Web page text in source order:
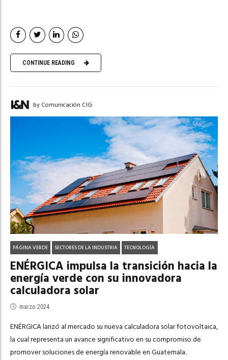
CONTINUE READING
by Comunicación CIG
PÁGINA VERDE SECTORES DE LA INDUSTRIA TECNOLOGÍA
ENÉRGICA impulsa la transición hacia la
energía verde con su innovadora
calculadora solar
marzo 2024
ENÉRGICA lanzó al mercado su nueva calculadora solar fotovoltaica,
la cual representa un avance significativo en su compromiso de
promover soluciones de energía renovable en Guatemala.